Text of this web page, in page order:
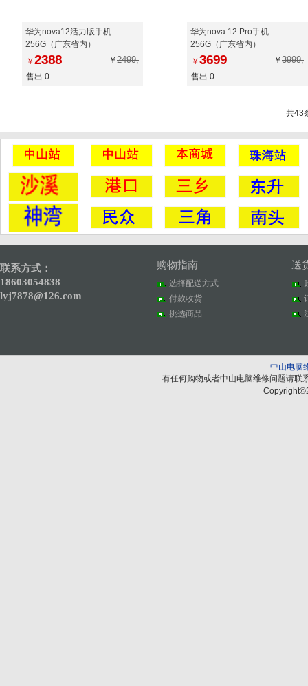
华为nova12活力版手机
256G（广东省内）
￥ 2388 ￥ 2499,
售出 0
华为nova 12 Pro手机
256G（广东省内）
￥ 3699 ￥ 3999,
售出 0
共43
联系方式：
18603054838
lyj7878@126.com
购物指南
选择配送方式
付款收货
挑选商品
送
中山电脑
有任何购物或者中山电脑维修问题请联